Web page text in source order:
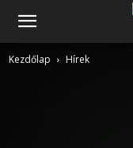
Kezdőlap Hírek